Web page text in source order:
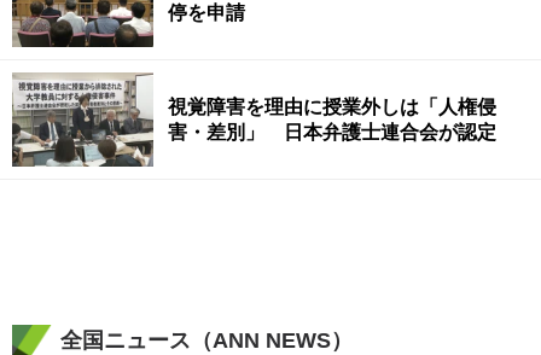
停を申請
視覚障害を理由に授業外しは「人権侵
害・差別」 日本弁護士連合会が認定
全国ニュース（ANN NEWS）